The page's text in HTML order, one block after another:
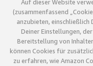
Auf dieser Website
(zusammenfassend
anzubieten, einschließlich
Deiner Einstellungen,
Bereitstellung von
können Cookies für
zu erfahren, wie Amazon